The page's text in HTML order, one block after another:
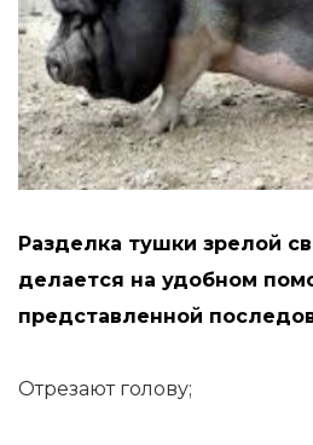
Разделка тушки зрелой
делается на удобном
представленной
Отрезают голову;